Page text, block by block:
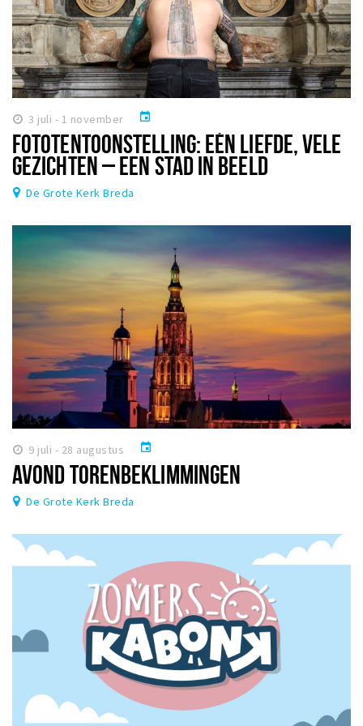
3 juli - 1 november event
FOTOTENTOONSTELLING: EÉN LIEFDE, VELE
GEZICHTEN – EEN STAD IN BEELD
De Grote Kerk Breda
9 juli - 28 augustus event
AVOND TORENBEKLIMMINGEN
De Grote Kerk Breda